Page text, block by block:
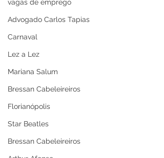
vagas de emprego
Advogado Carlos Tapias
Carnaval
Lez a Lez
Mariana Salum
Bressan Cabeleireiros
Florianópolis
Star Beatles
Bressan Cabeleireiros